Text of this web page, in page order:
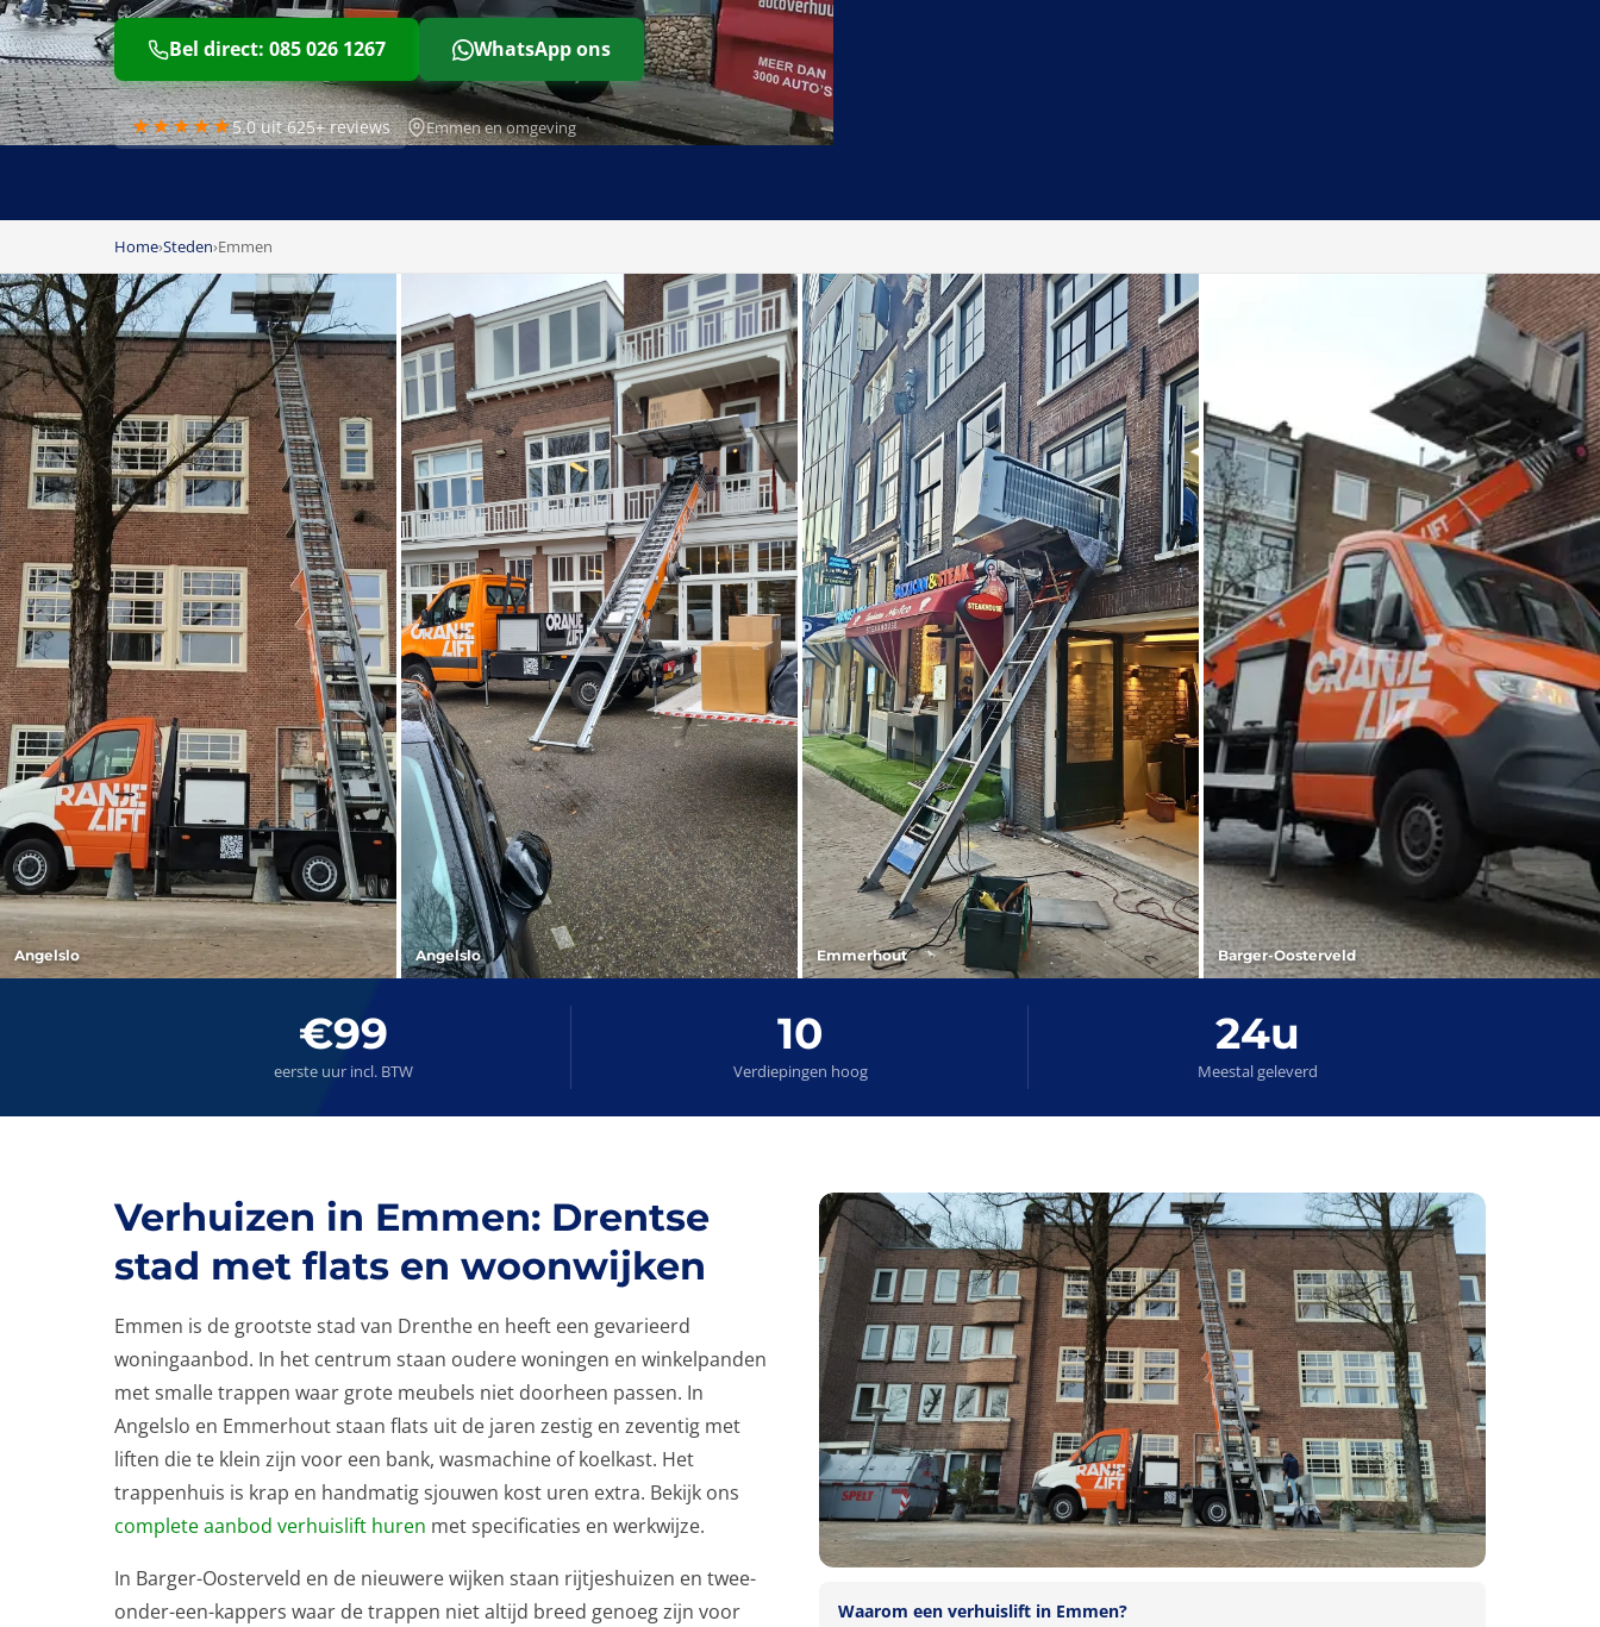
Bel direct: 085 026 1267 WhatsApp ons
★★★★★5.0 uit 625+ reviews Emmen en omgeving
Home›Steden›Emmen
Angelslo Angelslo Emmerhout Barger-Oosterveld
€99
eerste uur incl. BTW
10
Verdiepingen hoog
24u
Meestal geleverd
Verhuizen in Emmen: Drentse
stad met flats en woonwijken
Emmen is de grootste stad van Drenthe en heeft een gevarieerd
woningaanbod. In het centrum staan oudere woningen en winkelpanden
met smalle trappen waar grote meubels niet doorheen passen. In
Angelslo en Emmerhout staan flats uit de jaren zestig en zeventig met
liften die te klein zijn voor een bank, wasmachine of koelkast. Het
trappenhuis is krap en handmatig sjouwen kost uren extra. Bekijk ons
complete aanbod verhuislift huren met specificaties en werkwijze.
In Barger-Oosterveld en de nieuwere wijken staan rijtjeshuizen en twee-
onder-een-kappers waar de trappen niet altijd breed genoeg zijn voor
Waarom een verhuislift in Emmen?